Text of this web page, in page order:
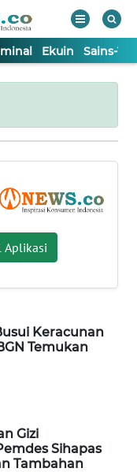
Ekuin Sains-
Aplikasi
Keracunan
Temukan
Gizi
Sihapas
Tambahan